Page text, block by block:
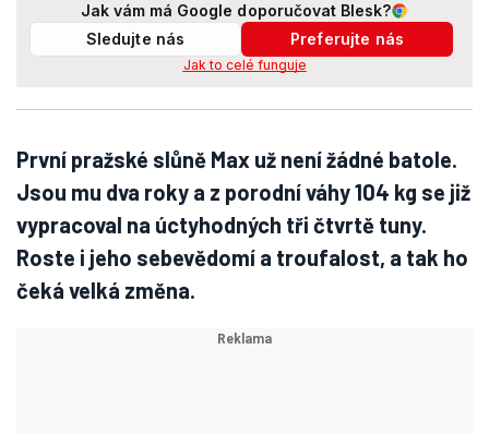
Jak vám má Google doporučovat Blesk?
Sledujte nás
Preferujte nás
Jak to celé funguje
První pražské slůně Max už není žádné batole.
Jsou mu dva roky a z porodní váhy 104 kg se již
vypracoval na úctyhodných tři čtvrtě tuny.
Roste i jeho sebevědomí a troufalost, a tak ho
čeká velká změna.